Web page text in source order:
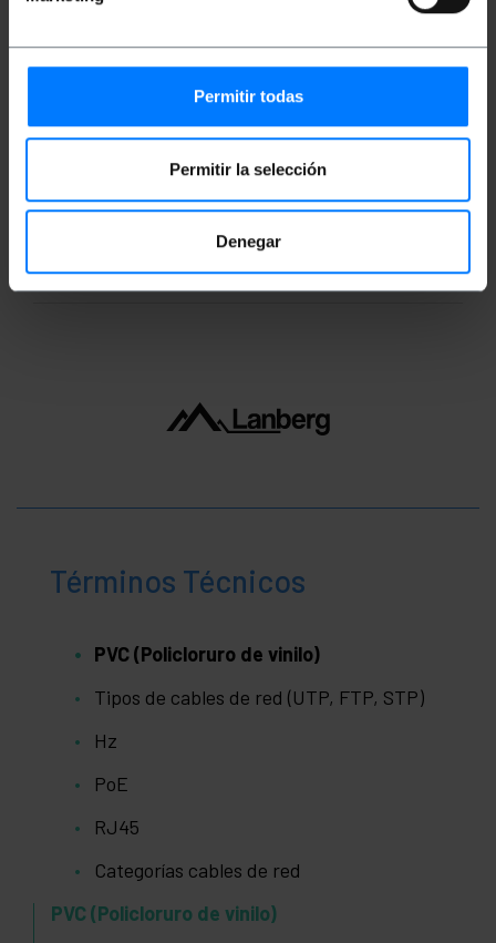
Permitir todas
Permitir la selección
Denegar
Medidas y pesos
Peso bruto: 75 g
Medidas del producto (ancho x profundidad x
alto): 23.0 x 17.0 x 2.0 cm
Número de paquetes: 1
Medidas del paquete: 24.5 x 18.0 x 2.0 cm
Clasificación
Términos Técnicos
PVC (Policloruro de vinilo)
Tipos de cables de red (UTP, FTP, STP)
Hz
PoE
RJ45
Categorías cables de red
PVC (Policloruro de vinilo)